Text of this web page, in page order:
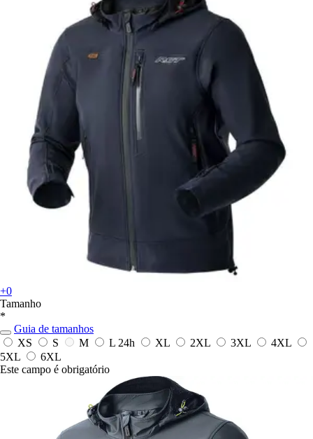
+0
Tamanho
*
Guia de tamanhos
XS
S M L 24h XL 2XL 3XL
4XL
5XL
6XL
Este campo é obrigatório